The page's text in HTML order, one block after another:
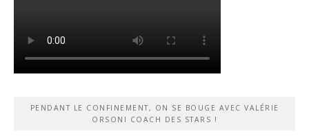
PENDANT LE CONFINEMENT, ON SE BOUGE AVEC VALÉRIE
ORSONI COACH DES STARS !